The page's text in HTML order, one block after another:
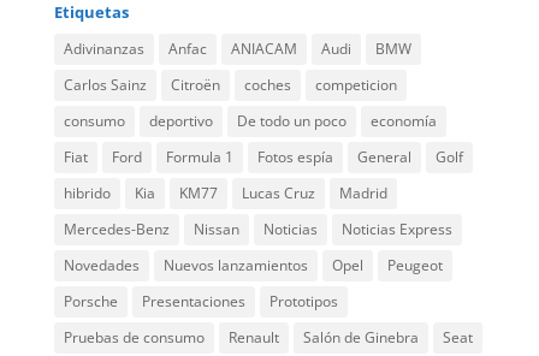
Etiquetas
Adivinanzas Anfac ANIACAM Audi
BMW
Carlos Sainz
Citroën coches
competicion
consumo
deportivo De todo un poco
economía
Fiat
Ford Formula 1 Fotos espía General
Golf
hibrido
Kia KM77 Lucas Cruz
Madrid
Mercedes-Benz
Nissan Noticias
Noticias Express
Novedades
Nuevos lanzamientos Opel
Peugeot
Porsche
Presentaciones
Prototipos
Pruebas de consumo
Renault Salón de Ginebra
Seat